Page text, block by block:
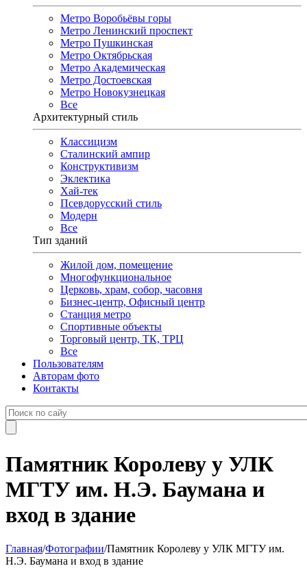
Метро Воробьёвы горы
Метро Ленинский проспект
Метро Пушкинская
Метро Октябрьская
Метро Академическая
Метро Достоевская
Метро Новокузнецкая
Все
Архитектурный стиль
Классицизм
Сталинский ампир
Конструктивизм
Эклектика
Хай-тек
Псевдорусский стиль
Модерн
Все
Тип зданий
Жилой дом, помещение
Многофункциональное
Церковь, храм, собор, часовня
Бизнес-центр, Офисный центр
Станция метро
Спортивные объекты
Торговый центр, ТК, ТРЦ
Все
Пользователям
Авторам фото
Контакты
Памятник Королеву у УЛК
МГТУ им. Н.Э. Баумана и
вход в здание
Главная/Фотографии/Памятник Королеву у УЛК МГТУ им.
Н.Э. Баумана и вход в здание